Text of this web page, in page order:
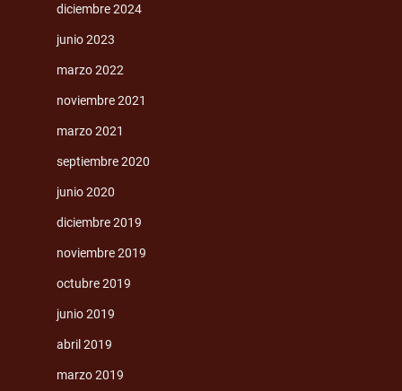
diciembre 2024
junio 2023
marzo 2022
noviembre 2021
marzo 2021
septiembre 2020
junio 2020
diciembre 2019
noviembre 2019
octubre 2019
junio 2019
abril 2019
marzo 2019